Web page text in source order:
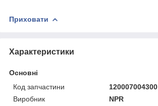
Приховати
Характеристики
Основні
Код запчастини
120007004300
Виробник
NPR